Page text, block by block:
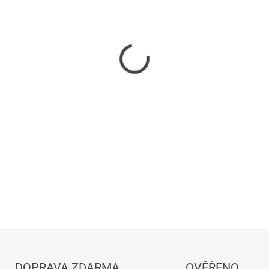
DETAILNÍ INFORMACE